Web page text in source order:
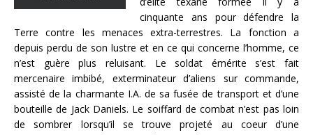
cinquante ans pour défendre la
Terre contre les menaces extra-terrestres. La fonction a
depuis perdu de son lustre et en ce qui concerne l’homme, ce
n’est guère plus reluisant. Le soldat émérite s’est fait
mercenaire imbibé, exterminateur d’aliens sur commande,
assisté de la charmante I.A. de sa fusée de transport et d’une
bouteille de Jack Daniels. Le soiffard de combat n’est pas loin
de sombrer lorsqu’il se trouve projeté au coeur d’une